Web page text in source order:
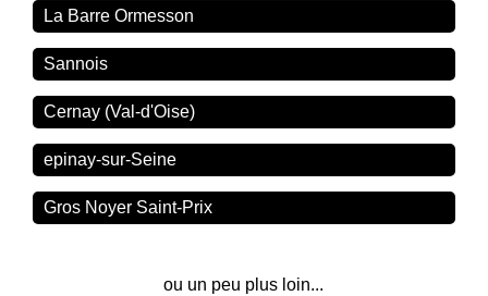
La Barre Ormesson
Sannois
Cernay (Val-d'Oise)
epinay-sur-Seine
Gros Noyer Saint-Prix
ou un peu plus loin...